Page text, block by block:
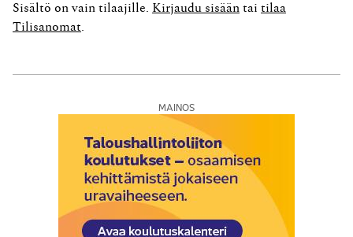
Talouden suhdanne kiihdyttää kysyntää, jolloin hinnat,
Sisältö on vain tilaajille. Kirjaudu sisään tai tilaa
Tilisanomat
MAINOS